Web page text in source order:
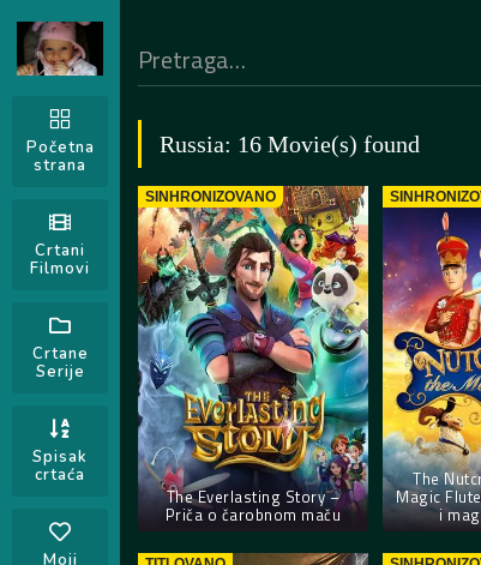
Početna
strana
Crtani
Filmovi
Crtane
Serije
Spisak
crtaća
Moji
Russia: 16 Movie(s) found
SINHRONIZOVANO
The Everlasting Story –
Priča o čarobnom maču
The
Magic
i